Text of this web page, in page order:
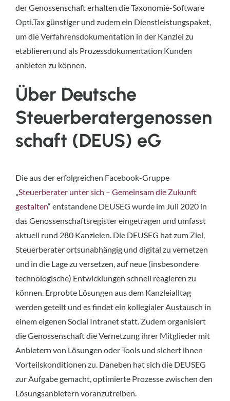
der Genossenschaft erhalten die Taxonomie-Software
Opti.Tax günstiger und zudem ein Dienstleistungspaket,
um die Verfahrensdokumentation in der Kanzlei zu
etablieren und als Prozessdokumentation Kunden
anbieten zu können.
Über Deutsche
Steuerberatergenossen
schaft (DEUS) eG
Die aus der erfolgreichen Facebook-Gruppe
„Steuerberater unter sich – Gemeinsam die Zukunft
gestalten“ entstandene DEUSEG wurde im Juli 2020 in
das Genossenschaftsregister eingetragen und umfasst
aktuell rund 280 Kanzleien. Die DEUSEG hat zum Ziel,
Steuerberater ortsunabhängig und digital zu vernetzen
und in die Lage zu versetzen, auf neue (insbesondere
technologische) Entwicklungen schnell reagieren zu
können. Erprobte Lösungen aus dem Kanzleialltag
werden geteilt und es findet ein kollegialer Austausch in
einem eigenen Social Intranet statt. Zudem organisiert
die Genossenschaft die Vernetzung ihrer Mitglieder mit
Anbietern von Lösungen oder Tools und sichert ihnen
Vorteilskonditionen zu. Daneben hat sich die DEUSEG
zur Aufgabe gemacht, optimierte Prozesse zwischen den
Lösungsanbietern voranzutreiben.